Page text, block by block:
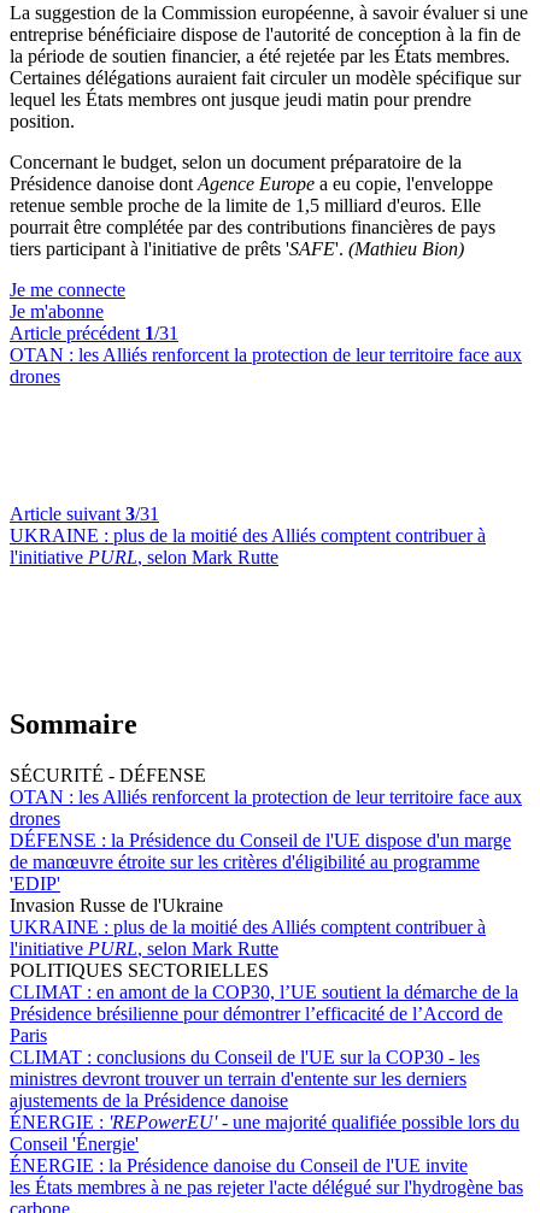
La suggestion de la Commission européenne, à savoir évaluer si une
entreprise bénéficiaire dispose de l'autorité de conception à la fin de
la période de soutien financier, a été rejetée par les États membres.
Certaines délégations auraient fait circuler un modèle spécifique sur
lequel les États membres ont jusque jeudi matin pour prendre
position.
Concernant le budget, selon un document préparatoire de la
Présidence danoise dont Agence Europe a eu copie, l'enveloppe
retenue semble proche de la limite de 1,5 milliard d'euros. Elle
pourrait être complétée par des contributions financières de pays
tiers participant à l'initiative de prêts 'SAFE'. (Mathieu Bion)
Je me connecte
Je m'abonne
Article précédent 1/31
OTAN : les Alliés renforcent la protection de leur territoire face aux
drones
Article suivant 3/31
UKRAINE : plus de la moitié des Alliés comptent contribuer à
l'initiative PURL, selon Mark Rutte
Sommaire
SÉCURITÉ - DÉFENSE
OTAN : les Alliés renforcent la protection de leur territoire face aux
drones
DÉFENSE : la Présidence du Conseil de l'UE dispose d'un marge
de manœuvre étroite sur les critères d'éligibilité au programme
'EDIP'
Invasion Russe de l'Ukraine
UKRAINE : plus de la moitié des Alliés comptent contribuer à
l'initiative PURL, selon Mark Rutte
POLITIQUES SECTORIELLES
CLIMAT : en amont de la COP30, l’UE soutient la démarche de la
Présidence brésilienne pour démontrer l’efficacité de l’Accord de
Paris
CLIMAT : conclusions du Conseil de l'UE sur la COP30 - les
ministres devront trouver un terrain d'entente sur les derniers
ajustements de la Présidence danoise
ÉNERGIE : 'REPowerEU' - une majorité qualifiée possible lors du
Conseil 'Énergie'
ÉNERGIE : la Présidence danoise du Conseil de l'UE invite
les États membres à ne pas rejeter l'acte délégué sur l'hydrogène bas
carbone